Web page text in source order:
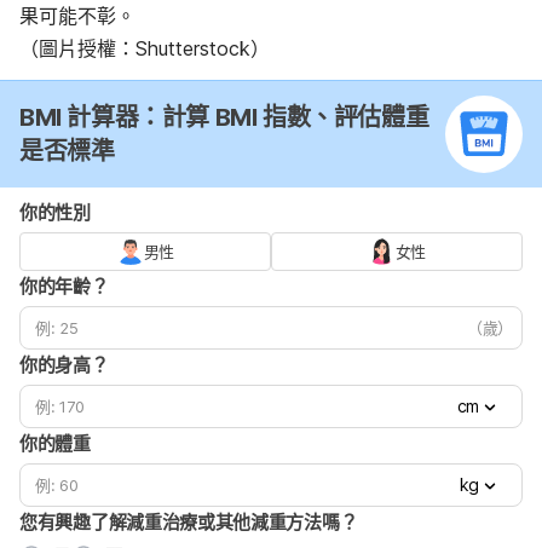
果可能不彰。
（圖片授權：Shutterstock）
BMI 計算器：計算 BMI 指數、評估體重
是否標準
你的性別
男性 女性
你的年齡？
（歲）
你的身高？
cm
你的體重
kg
您有興趣了解減重治療或其他減重方法嗎？